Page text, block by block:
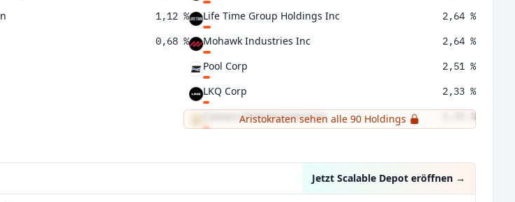
1,12 %
0,68 %
Life Time Group Holdings Inc 2,64 %
Mohawk Industries Inc 2,64 %
Pool Corp 2,51 %
LKQ Corp 2,33 %
Caesars Entertainment Inc 2,33 %
Aristokraten sehen alle 90 Holdings
Jetzt Scalable Depot eröffnen →